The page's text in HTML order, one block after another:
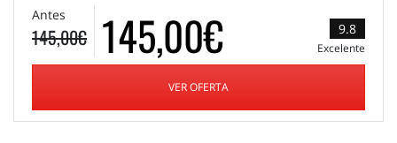
Antes
145,00€ 145,00€ 9.8
Excelente
VER OFERTA